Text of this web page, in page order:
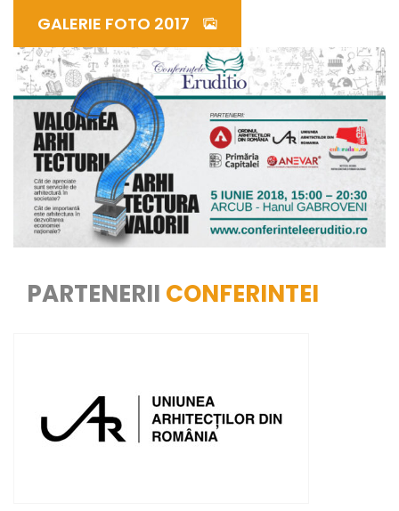
GALERIE FOTO 2017
PARTENERII CONFERINTEI